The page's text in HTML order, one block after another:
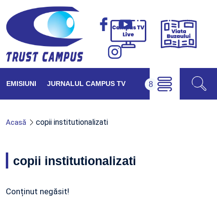
Campus
Viața
EMISIUNI JURNALUL CAMPUS TV
Acasă copii institutionalizati
copii institutionalizati
Conținut negăsit!